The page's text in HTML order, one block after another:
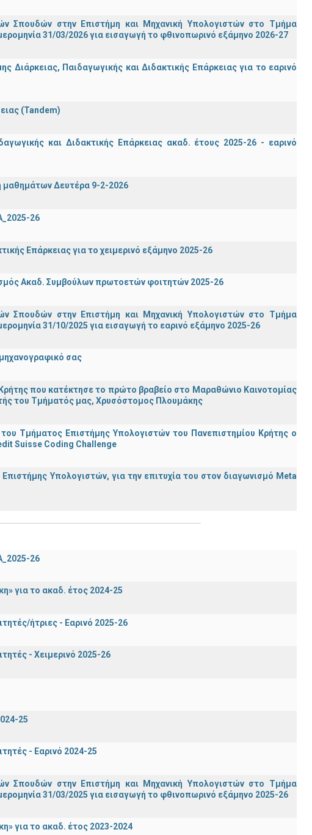
Σπουδών στην Επιστήμη και Μηχανική Υπολογιστών στο Τμήμα
31/03/2026 για εισαγωγή το φθινοπωρινό εξάμηνο 2026-27
Παιδαγωγικής και Διδακτικής Επάρκειας για το εαρινό
(Tandem)
και Διδακτικής Επάρκειας ακαδ. έτους 2025-26 - εαρινό
μαθημάτων Δευτέρα 9-2-2026
26
Επάρκειας για το χειμερινό εξάμηνο 2025-26
Ακαδ. Συμβούλων πρωτοετών φοιτητών 2025-26
Σπουδών στην Επιστήμη και Μηχανική Υπολογιστών στο Τμήμα
31/10/2025 για εισαγωγή το εαρινό εξάμηνο 2025-26
σας
που κατέκτησε το πρώτο βραβείο στο Μαραθώνιο Καινοτομίας
του Τμήματός μας, Χρυσόστομος Πλουμάκης
Τμήματος Επιστήμης Υπολογιστών του Πανεπιστημίου Κρήτης ο
Suisse Coding Challenge
Υπολογιστών, για την επιτυχία του στον διαγωνισμό Meta
26
για το ακαδ. έτος 2024-25
ήτριες - Εαρινό 2025-26
- Χειμερινό 2025-26
25
- Εαρινό 2024-25
Σπουδών στην Επιστήμη και Μηχανική Υπολογιστών στο Τμήμα
31/03/2025 για εισαγωγή το φθινοπωρινό εξάμηνο 2025-26
για το ακαδ. έτος 2023-2024